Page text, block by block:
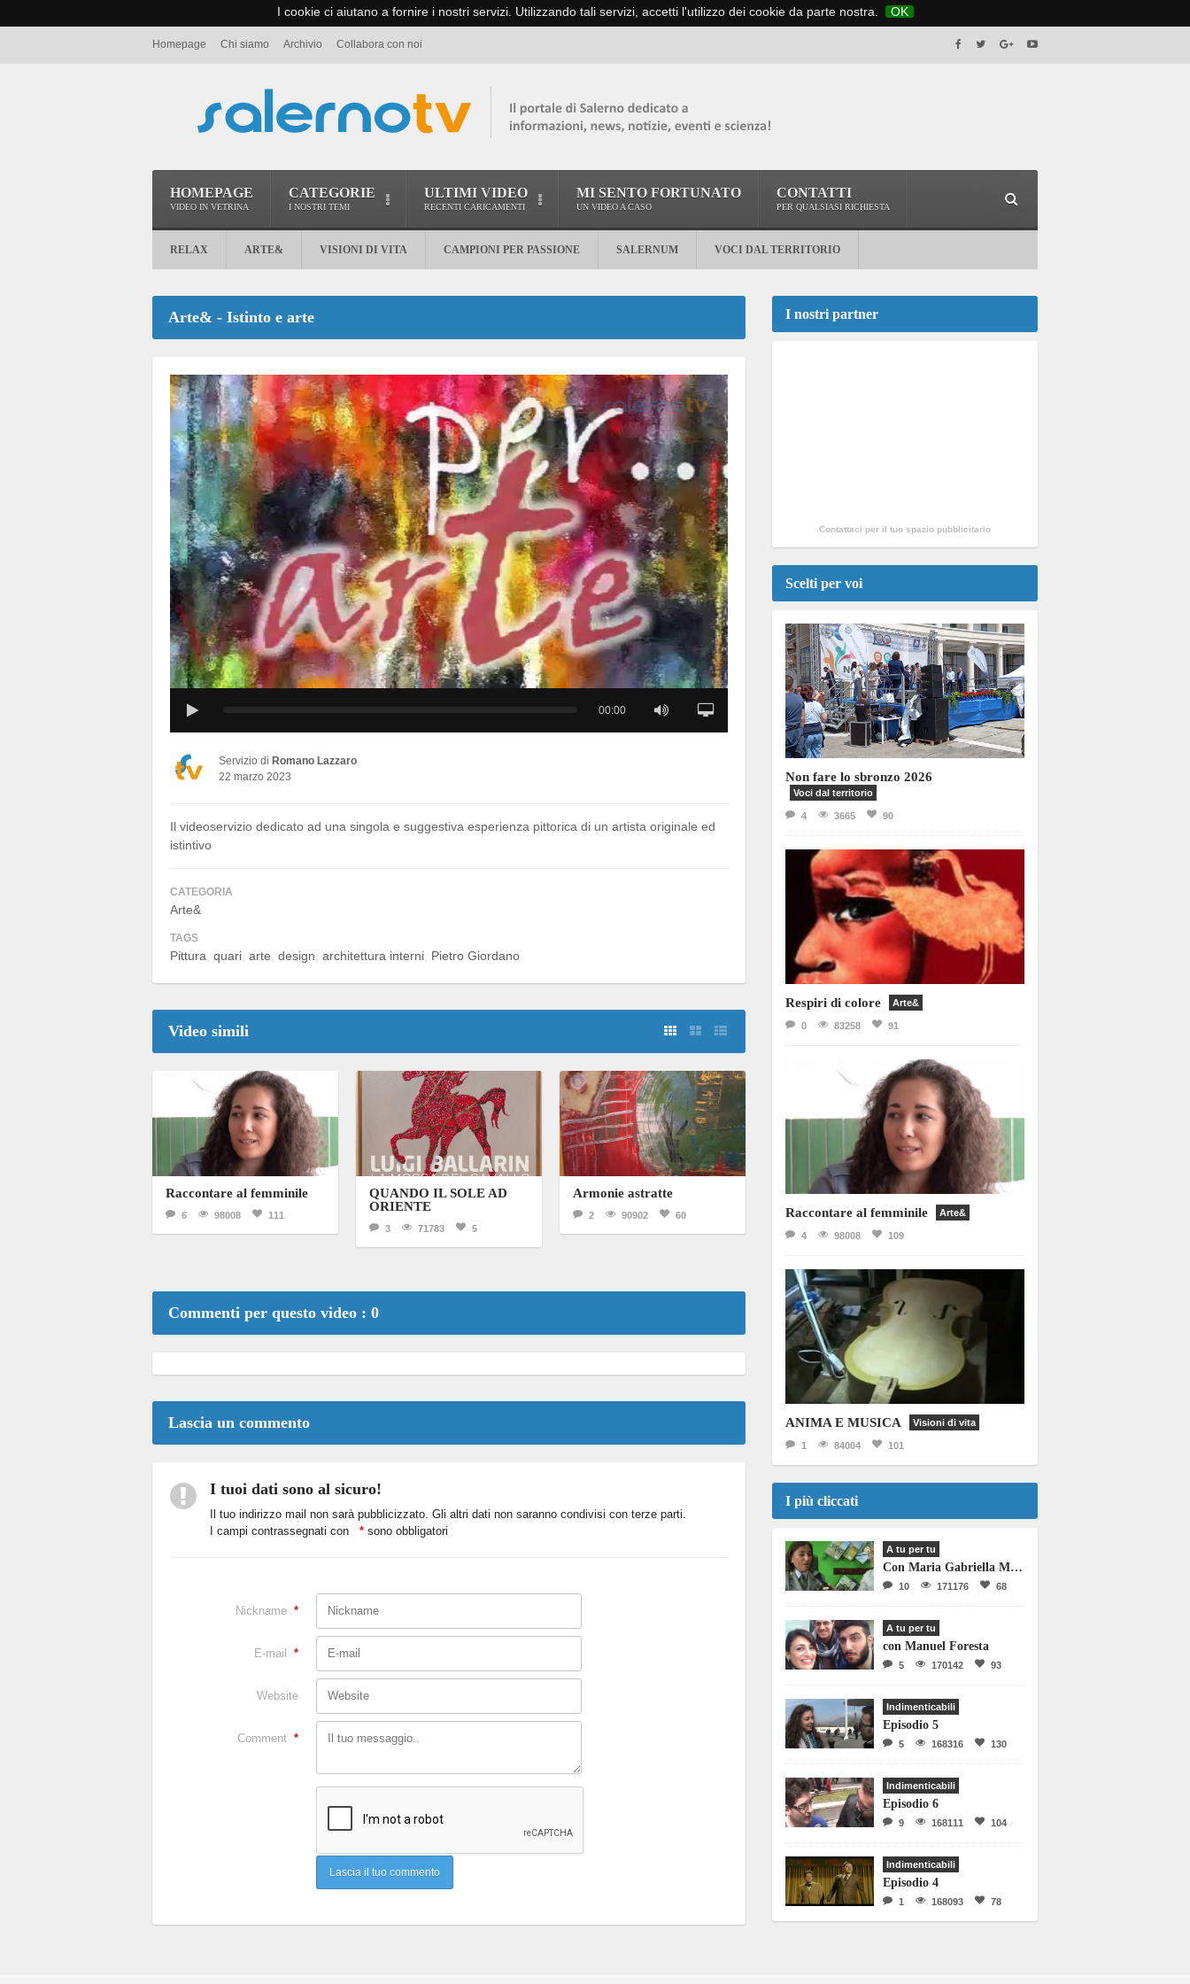
I cookie ci aiutano a fornire i nostri servizi. Utilizzando tali servizi, accetti l'utilizzo dei cookie da parte nostra. OK
Homepage Chi siamo Archivio Collabora con noi
HOMEPAGE
VIDEO IN VETRINA
CATEGORIE
I NOSTRI TEMI
ULTIMI VIDEO
RECENTI CARICAMENTI
MI SENTO FORTUNATO
UN VIDEO A CASO
CONTATTI
PER QUALSIASI RICHIESTA
RELAX ARTE& VISIONI DI VITA CAMPIONI PER PASSIONE SALERNUM VOCI DAL TERRITORIO
Arte& - Istinto e arte
00:00
Servizio di Romano Lazzaro
22 marzo 2023
Il videoservizio dedicato ad una singola e suggestiva esperienza pittorica di un artista originale ed
istintivo
CATEGORIA
Arte&
TAGS
Pittura quari arte design architettura interni Pietro Giordano
Video simili
Raccontare al femminile
6 98008 111
QUANDO IL SOLE AD
ORIENTE
3 71783 5
Armonie astratte
2 90902 60
Commenti per questo video : 0
Lascia un commento
I tuoi dati sono al sicuro!
Il tuo indirizzo mail non sarà pubblicizzato. Gli altri dati non saranno condivisi con terze parti.
I campi contrassegnati con
* sono obbligatori
Nickname *
E-mail *
Website
Comment *
I nostri partner
Contattaci per il tuo spazio pubblicitario
Scelti per voi
Non fare lo sbronzo 2026
Voci dal territorio
4 3665 90
Respiri di colore Arte&
0 83258 91
Raccontare al femminile Arte&
4 98008 109
ANIMA E MUSICA Visioni di vita
1 84004 101
I più cliccati
A tu per tu
Con Maria Gabriella Martino
10 171176 68
A tu per tu
con Manuel Foresta
5 170142 93
Indimenticabili
Episodio 5
5 168316 130
Indimenticabili
Episodio 6
9 168111 104
Indimenticabili
Episodio 4
1 168093 78